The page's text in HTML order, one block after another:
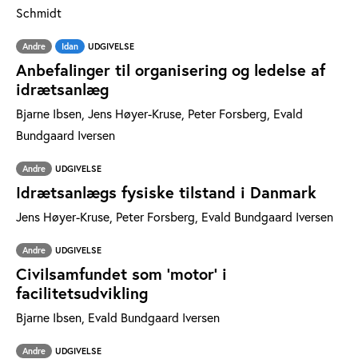
Schmidt
Andre Idan UDGIVELSE
Anbefalinger til organisering og ledelse af
idrætsanlæg
Bjarne Ibsen, Jens Høyer-Kruse, Peter Forsberg, Evald
Bundgaard Iversen
Andre UDGIVELSE
Idrætsanlægs fysiske tilstand i Danmark
Jens Høyer-Kruse, Peter Forsberg, Evald Bundgaard Iversen
Andre UDGIVELSE
Civilsamfundet som ’motor’ i
facilitetsudvikling
Bjarne Ibsen, Evald Bundgaard Iversen
Andre UDGIVELSE